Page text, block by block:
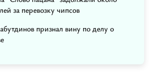
за перевозку чипсов
признал вину по делу о